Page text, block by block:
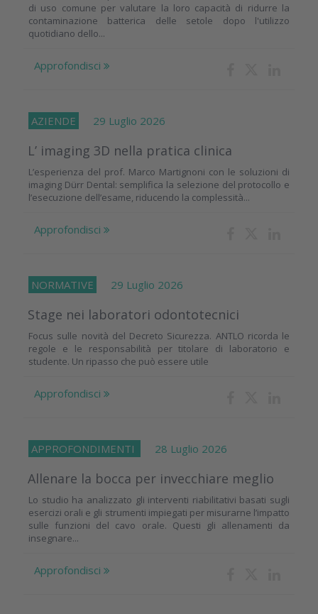
di uso comune per valutare la loro capacità di ridurre la
contaminazione batterica delle setole dopo l'utilizzo
quotidiano dello...
Approfondisci
AZIENDE 29 Luglio 2026
L’ imaging 3D nella pratica clinica
L’esperienza del prof. Marco Martignoni con le soluzioni di
imaging Dürr Dental: semplifica la selezione del protocollo e
l’esecuzione dell’esame, riducendo la complessità...
Approfondisci
NORMATIVE 29 Luglio 2026
Stage nei laboratori odontotecnici
Focus sulle novità del Decreto Sicurezza. ANTLO ricorda le
regole e le responsabilità per titolare di laboratorio e
studente. Un ripasso che può essere utile
Approfondisci
APPROFONDIMENTI 28 Luglio 2026
Allenare la bocca per invecchiare meglio
Lo studio ha analizzato gli interventi riabilitativi basati sugli
esercizi orali e gli strumenti impiegati per misurarne l’impatto
sulle funzioni del cavo orale. Questi gli allenamenti da
insegnare...
Approfondisci